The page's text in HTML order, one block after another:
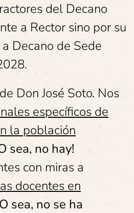
del Decano
a Rector sino por su
Decano de Sede
Don José Soto. Nos
específicos de
la población
sea, no hay!
con miras a
docentes en
sea, no se ha